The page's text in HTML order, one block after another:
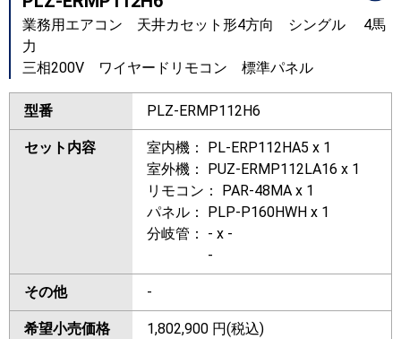
業務用エアコン 天井カセット形4方向 シングル 4馬
力
三相200V ワイヤードリモコン 標準パネル
型番 PLZ-ERMP112H6
セット内容
室内機： PL-ERP112HA5 x 1
室外機： PUZ-ERMP112LA16 x 1
リモコン： PAR-48MA x 1
パネル： PLP-P160HWH x 1
分岐管： - x -
-
その他 -
希望小売価格 1,802,900 円(税込)